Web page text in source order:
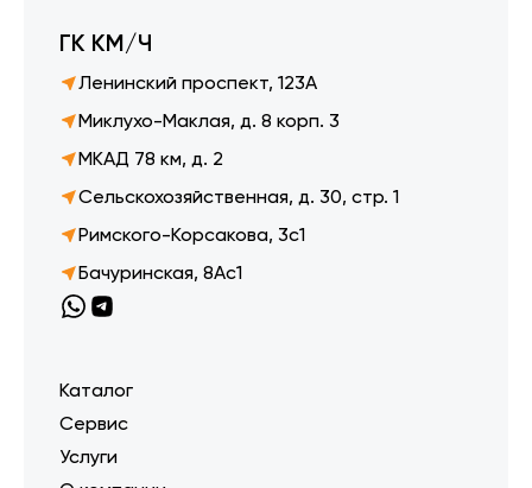
ГК КМ/Ч
Ленинский проспект, 123А
Миклухо-Маклая, д. 8 корп. 3
МКАД 78 км, д. 2
Сельскохозяйственная, д. 30, стр. 1
Римского-Корсакова, 3с1
Бачуринская, 8Ас1
Каталог
Сервис
Услуги